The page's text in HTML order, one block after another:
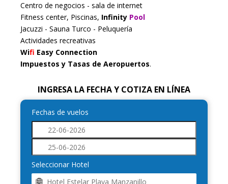
Centro de negocios - sala de internet
Fitness center, Piscinas, Infinity Pool
Jacuzzi - Sauna Turco - Peluquería
Actividades recreativas
Wifi Easy Connection
Impuestos y Tasas de Aeropuertos.
INGRESA LA FECHA Y COTIZA EN LÍNEA
Fechas de vuelos
Seleccionar Hotel